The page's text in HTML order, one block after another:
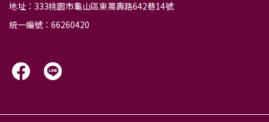
地址：333桃園市龜山區東萬壽路642巷14號
統一編號：66260420